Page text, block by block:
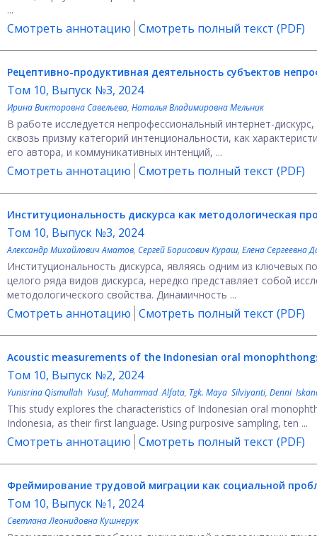
...
Смотреть аннотацию Смотреть полный текст (PDF)
Рецептивно-продуктивная деятельность субъектов
Том 10, Выпуск №3, 2024
Ирина Викторовна Савельева, Наталья Владимировна Мельник
В работе исследуется непрофессиональный интернет-
сквозь призму категорий интенциональности, как
его автора, и коммуникативных интенций, ...
Смотреть аннотацию Смотреть полный текст (PDF)
Институциональность дискурса как методологическая
Том 10, Выпуск №3, 2024
Александр Михайлович Аматов, Сергей Борисович Кураш, Елена Сергеевна
Институциональность дискурса, являясь одним из ключевых
целого ряда видов дискурса, нередко представляет собой
методологического свойства. Динамичность ...
Смотреть аннотацию Смотреть полный текст (PDF)
Acoustic measurements of the Indonesian oral
Том 10, Выпуск №2, 2024
Yunisrina Qismullah Yusuf, Muhammad Alfata, Tgk. Maya Silviyanti, Denni
This study explores the characteristics of Indonesian oral
Indonesia, as their first language. Using purposive sampling, ten ...
Смотреть аннотацию Смотреть полный текст (PDF)
Фреймирование трудовой миграции как социальной
Том 10, Выпуск №1, 2024
Светлана Леонидовна Кушнерук